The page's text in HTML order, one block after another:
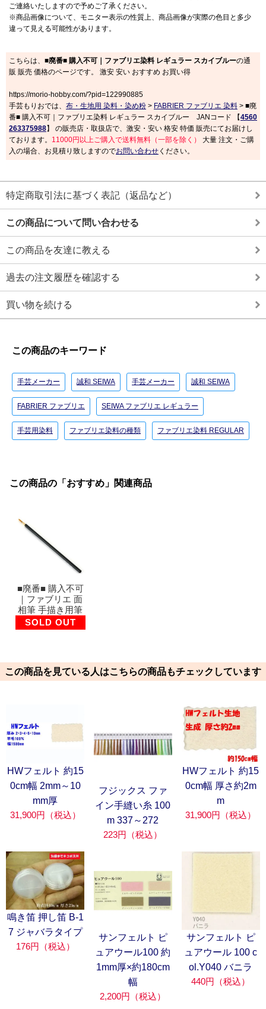
ご連絡いたしますので予めご了承ください。
※商品画像について、モニター表示の性質上、商品画像が実際の色目と多少
違って見える可能性があります。
こちらは、 ■廃番■ 購入不可｜ファブリエ染料 レギュラー スカイブルーの通
販 販売 価格のページです。 激安 安い おすすめ お買い得
https://morio-hobby.com/?pid=122990885
手芸もりおでは、 布・生地用 染料・染め粉 > FABRIER ファブリエ 染料 > ■廃
番■ 購入不可｜ファブリエ染料 レギュラー スカイブルー JANコード 【4560
263375988】 の販売店・取扱店で、激安・安い 格安 特価 販売にてお届けし
ております。 11000円以上ご購入で送料無料（一部を除く）
大量 注文・ご購
入の場合、お見積り致しますのでお問い合わせ ください。
特定商取引法に基づく表記（返品など）
この商品について問い合わせる
この商品を友達に教える
過去の注文履歴を確認する
買い物を続ける
この商品のキーワード
手芸メーカー 誠和 SEIWA 手芸メーカー 誠和 SEIWA
FABRIER ファブリエ SEIWA ファブリエ レギュラー
手芸用染料 ファブリエ染料の種類 ファブリエ染料 REGULAR
この商品の「おすすめ」関連商品
■廃番■ 購入不可
｜ファブリエ 面
相筆 手描き用筆
SOLD OUT
この商品を見ている人はこちらの商品もチェックしています
HWフェルト 約15
0cm幅 2mm～10
mm厚
31,900円（税込）
フジックス ファ
イン手縫い糸 100
m 337～272
223円（税込）
HWフェルト 約15
0cm幅 厚さ約2m
m
31,900円（税込）
鳴き笛 押し笛 B-1
7 ジャバラタイプ
176円（税込）
サンフェルト ピ
ュアウール100 約
1mm厚×約180cm
幅
2,200円（税込）
サンフェルト ピ
ュアウール 100 c
ol.Y040 バニラ
440円（税込）